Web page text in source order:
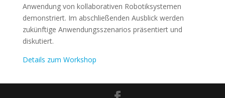
Anwendung von kollaborativen Robotiksystemen
demonstriert. Im abschließenden Ausblick werden
zukünftige Anwendungsszenarios präsentiert und
diskutiert.
Details zum Workshop